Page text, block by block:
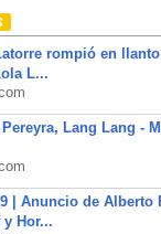
rompió en
L...
Lang Lang -
| Anuncio de Alberto
y Hor...